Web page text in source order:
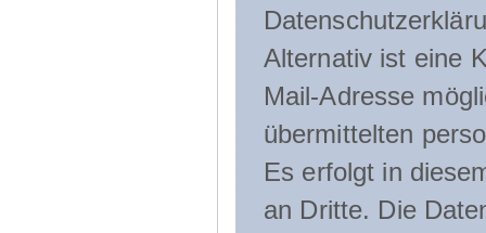
Alternativ ist eine
Mail-Adresse
übermittelten
Es erfolgt in
an Dritte. Die